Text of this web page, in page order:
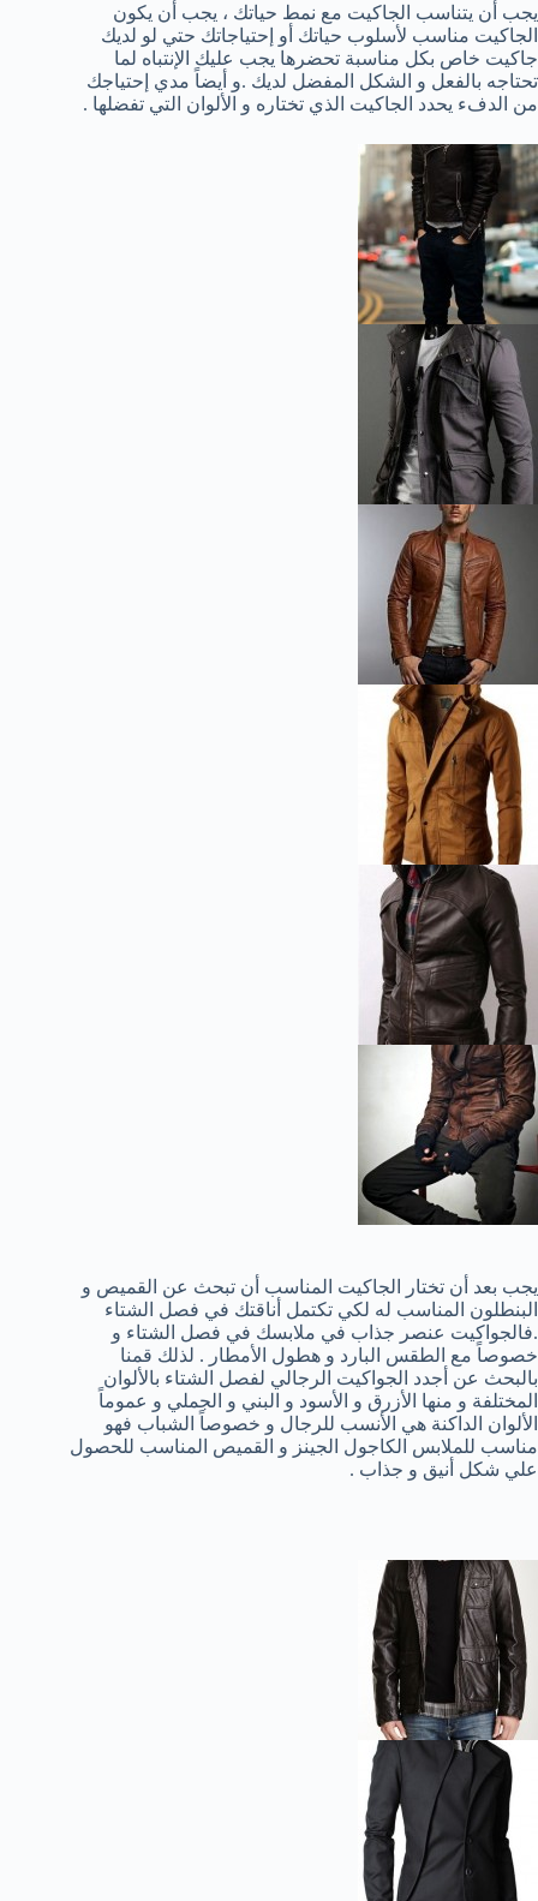
يجب أن يتناسب الجاكيت مع نمط حياتك ، يجب أن يكون
الجاكيت مناسب لأسلوب حياتك أو إحتياجاتك حتي لو لديك
جاكيت خاص بكل مناسبة تحضرها يجب عليك الإنتباه لما
تحتاجه بالفعل و الشكل المفضل لديك .و أيضاً مدي إحتياجك
من الدفء يحدد الجاكيت الذي تختاره و الألوان التي تفضلها .
يجب بعد أن تختار الجاكيت المناسب أن تبحث عن القميص و
البنطلون المناسب له لكي تكتمل أناقتك في فصل الشتاء
.فالجواكيت عنصر جذاب في ملابسك في فصل الشتاء و
خصوصاً مع الطقس البارد و هطول الأمطار . لذلك قمنا
بالبحث عن أجدد الجواكيت الرجالي لفصل الشتاء بالألوان
المختلفة و منها الأزرق و الأسود و البني و الجملي و عموماً
الألوان الداكنة هي الأنسب للرجال و خصوصاً الشباب فهو
مناسب للملابس الكاجول الجينز و القميص المناسب للحصول
علي شكل أنيق و جذاب .